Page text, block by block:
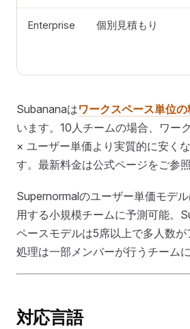
Enterprise 個別見積もり
Subananaはワークスペース単位
います。10人チームの場合、ワー
× ユーザー単価より実質的に安く
す。最新料金は公式ページをご参照
Supernormalのユーザー単価モデ
用する小規模チームに予測可能。
ペースモデルは5席以上で多人数
処理は一部メンバーが行うチームに
対応言語